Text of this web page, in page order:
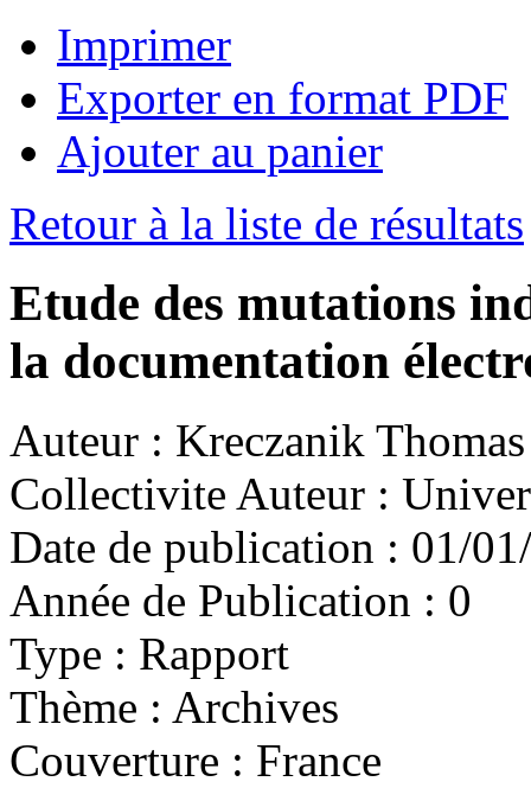
Imprimer
Exporter en format PDF
Ajouter au panier
Retour à la liste de résultats
Etude des mutations
la documentation
Auteur : Kreczanik Thomas
Collectivite Auteur :
Date de publication : 01/
Année de Publication : 0
Type : Rapport
Thème : Archives
Couverture : France